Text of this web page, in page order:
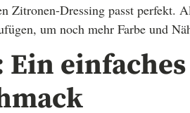
Zitronen-Dressing passt perfekt.
um noch mehr Farbe und
Ein